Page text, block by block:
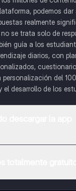
podemos dar
realmente
se trata solo de
guía a los
diarios, con
del
el desarrollo de los